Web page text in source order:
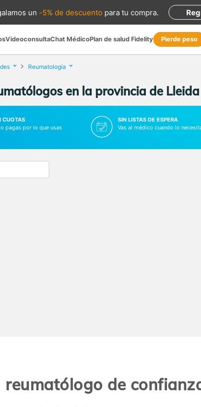
un -5% de descuento para tu compra.
VideoconsultaChat MédicoPlan de salud Fidelity Pierde peso
Reumatología
en la provincia de Lleida
CUOTAS
pagas por lo que usas
SIN LISTAS DE ESPERA
Vas al médico cuando lo
reumatólogo de